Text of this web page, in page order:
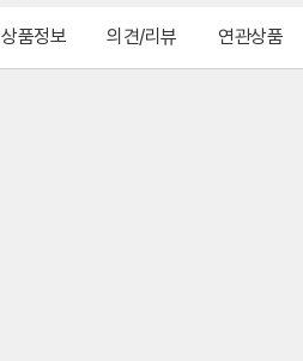
상품정보 의견/리뷰 연관상품